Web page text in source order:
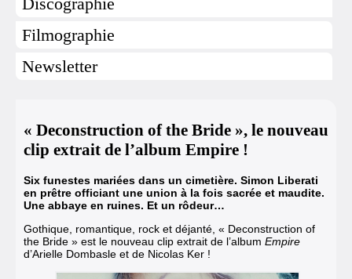
Filmographie
Newsletter
« Deconstruction of the Bride », le nouveau
clip extrait de l’album Empire !
Six funestes mariées dans un cimetière. Simon Liberati
en prêtre officiant une union à la fois sacrée et maudite.
Une abbaye en ruines. Et un rôdeur…
Gothique, romantique, rock et déjanté, « Deconstruction of
the Bride » est le nouveau clip extrait de l’album Empire
d’Arielle Dombasle et de Nicolas Ker !